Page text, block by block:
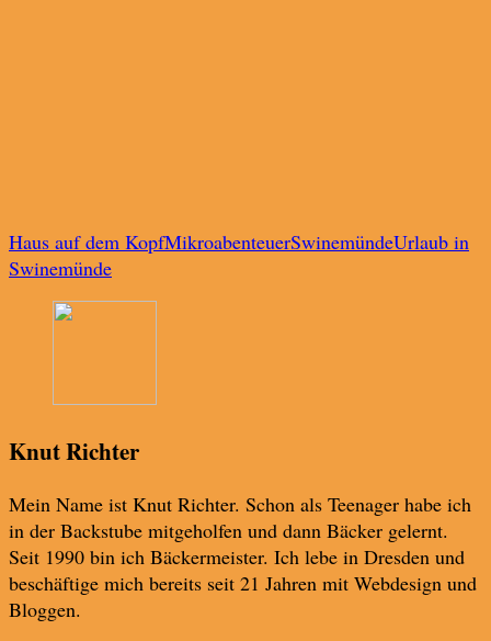
Haus auf dem KopfMikroabenteuerSwinemündeUrlaub in
Swinemünde
Knut Richter
Mein Name ist Knut Richter. Schon als Teenager habe ich
in der Backstube mitgeholfen und dann Bäcker gelernt.
Seit 1990 bin ich Bäckermeister. Ich lebe in Dresden und
beschäftige mich bereits seit 21 Jahren mit Webdesign und
Bloggen.